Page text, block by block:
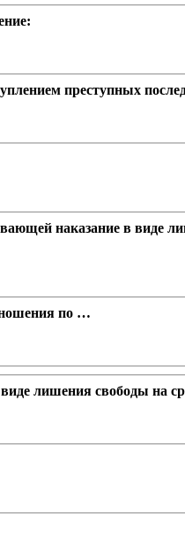
преступных
наказание в виде
по …
лишения свободы на